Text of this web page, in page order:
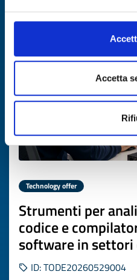
Accetta
Technology offer
Strumenti per
codice e
software in
ID: TODE20260529004